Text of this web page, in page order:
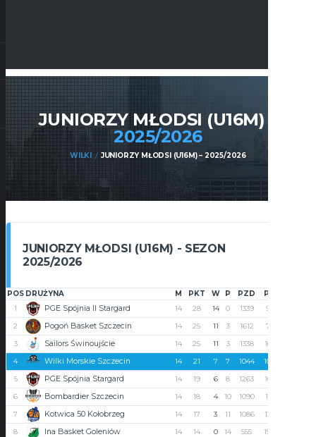
JUNIORZY MŁODSI (U16M) –
2025/2026
WILKI JUNIORZY MŁODSI (U16M) – 2025/2026
JUNIORZY MŁODSI (U16M) - SEZON
2025/2026
POS DRUŻYNA M PKT W P PZD PST
1
PGE Spójnia II Stargard 14 28 14 0 1339 919
2
Pogoń Basket Szczecin 14 25 11 3 1612 793
3
Sailors Świnoujście 14 25 11 3 1338 1039
4
Wilki Morskie Szczecin 14 21 7 7 1044 1028
5
PGE Spójnia Stargard 14 19 6 8 1263 1085
6
Bombardier Szczecin 14 18 4 10 1090 1125
7
Kotwica 50 Kołobrzeg 14 17 3 11 1086 1366
8
Ina Basket Goleniów 14 14 0 14 555 1972